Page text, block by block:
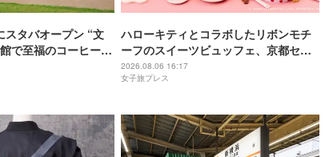
スタバオープン “文
で至福のコーヒー時
ハローキティとコラボしたリボンモチ
ーフのスイーツビュッフェ、京都セン
チュリーホテルで開催
2026.08.06 16:17
女子旅プレス